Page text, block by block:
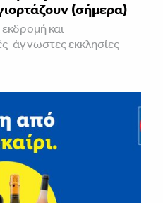
(σήμερα)
και
άγνωστες εκκλησίες